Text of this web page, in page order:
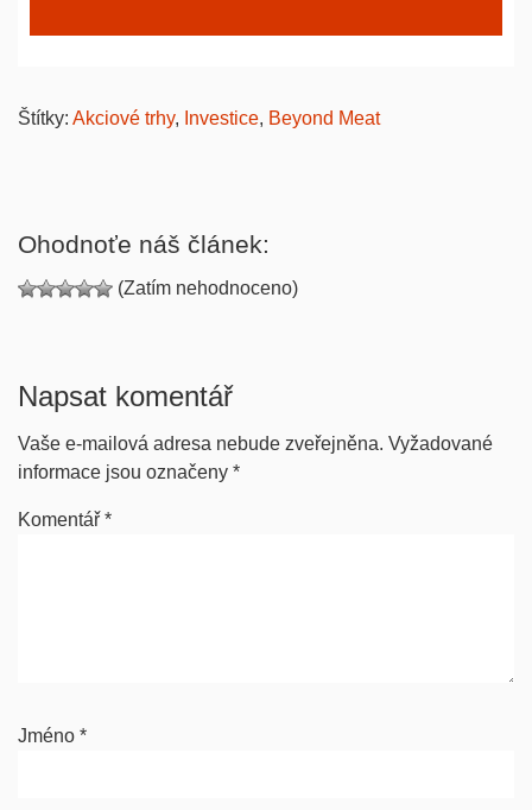
Štítky: Akciové trhy, Investice, Beyond Meat
Ohodnoťe náš článek:
(Zatím nehodnoceno)
Napsat komentář
Vaše e-mailová adresa nebude zveřejněna. Vyžadované
informace jsou označeny *
Komentář *
Jméno *